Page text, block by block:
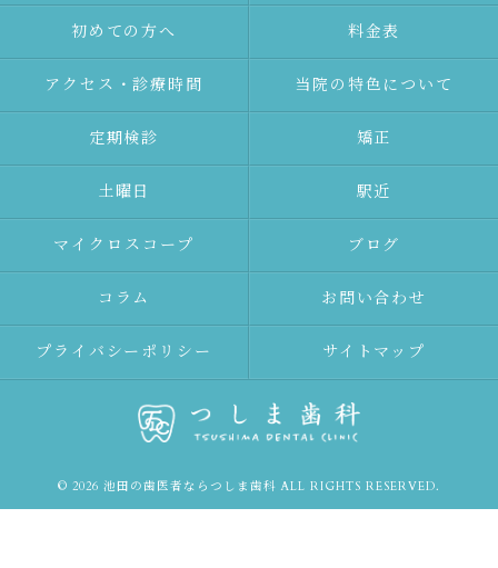
初めての⽅へ 料金表
アクセス・診療時間 当院の特色について
定期検診 矯正
土曜日 駅近
マイクロスコープ ブログ
コラム お問い合わせ
プライバシーポリシー サイトマップ
© 2026 池田の歯医者ならつしま歯科 ALL RIGHTS RESERVED.